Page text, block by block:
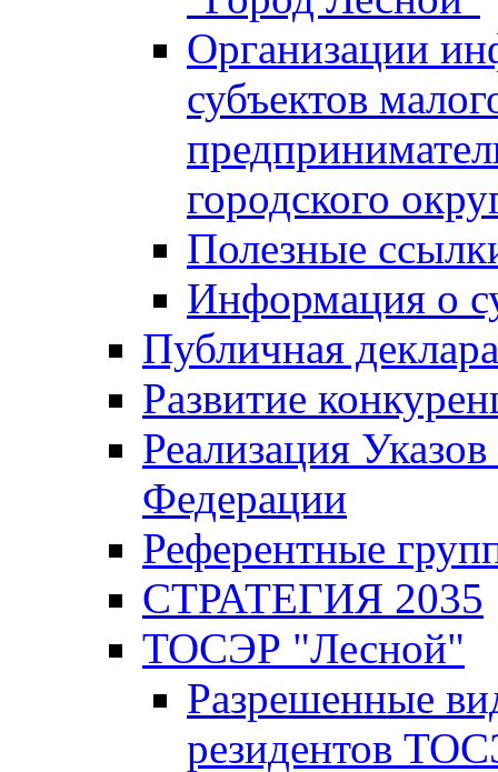
Организации
субъектов
городского
Полезные
Информация о
Публичная
Развитие
Реализация
Федерации
Референтные
СТРАТЕГИЯ 2035
ТОСЭР "Лесной"
Разрешенные
резидентов